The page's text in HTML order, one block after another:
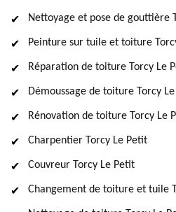
Nettoyage et pose de gouttière
Peinture sur tuile et toiture
Réparation de toiture Torcy Le
Démoussage de toiture Torcy
Rénovation de toiture Torcy Le
Charpentier Torcy Le Petit
Couvreur Torcy Le Petit
Changement de toiture et tuile